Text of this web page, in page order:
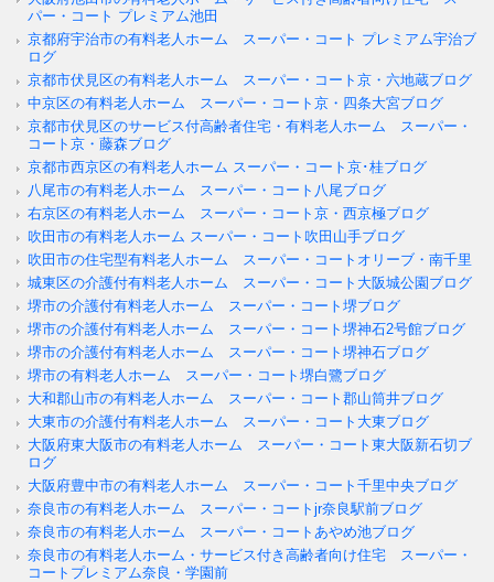
パー・コート プレミアム池田
京都府宇治市の有料老人ホーム スーパー・コート プレミアム宇治ブ
ログ
京都市伏見区の有料老人ホーム スーパー・コート京・六地蔵ブログ
中京区の有料老人ホーム スーパー・コート京・四条大宮ブログ
京都市伏見区のサービス付高齢者住宅・有料老人ホーム スーパー・
コート京・藤森ブログ
京都市西京区の有料老人ホーム スーパー・コート京･桂ブログ
八尾市の有料老人ホーム スーパー・コート八尾ブログ
右京区の有料老人ホーム スーパー・コート京・西京極ブログ
吹田市の有料老人ホーム スーパー・コート吹田山手ブログ
吹田市の住宅型有料老人ホーム スーパー・コートオリーブ・南千里
城東区の介護付有料老人ホーム スーパー・コート大阪城公園ブログ
堺市の介護付有料老人ホーム スーパー・コート堺ブログ
堺市の介護付有料老人ホーム スーパー・コート堺神石2号館ブログ
堺市の介護付有料老人ホーム スーパー・コート堺神石ブログ
堺市の有料老人ホーム スーパー・コート堺白鷺ブログ
大和郡山市の有料老人ホーム スーパー・コート郡山筒井ブログ
大東市の介護付有料老人ホーム スーパー・コート大東ブログ
大阪府東大阪市の有料老人ホーム スーパー・コート東大阪新石切ブ
ログ
大阪府豊中市の有料老人ホーム スーパー・コート千里中央ブログ
奈良市の有料老人ホーム スーパー・コートjr奈良駅前ブログ
奈良市の有料老人ホーム スーパー・コートあやめ池ブログ
奈良市の有料老人ホーム・サービス付き高齢者向け住宅 スーパー・
コートプレミアム奈良・学園前